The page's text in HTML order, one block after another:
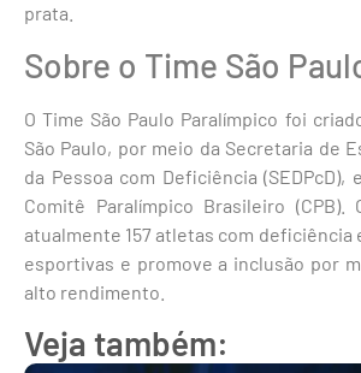
prata.
Sobre o Time São
O Time São Paulo Paralímpico foi
São Paulo, por meio da Secretaria de
da Pessoa com Deficiência (SEDPcD),
Comitê Paralímpico Brasileiro (CPB).
atualmente 157 atletas com deficiência
esportivas e promove a inclusão por
alto rendimento.
Veja também: